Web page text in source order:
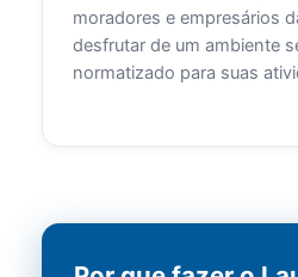
moradores e empresários
desfrutar de um ambiente
normatizado para suas